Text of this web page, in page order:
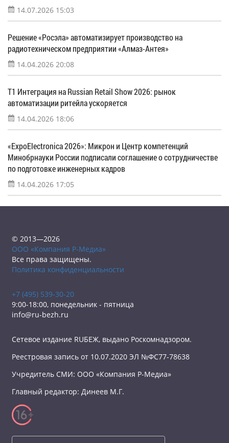
14.07.2026 15:03
Решение «Росэла» автоматизирует производство на
радиотехническом предприятии «Алмаз-Антея»
14.04.2026 20:08
Т1 Интеграция на Russian Retail Show 2026: рынок
автоматизации ритейла ускоряется
14.04.2026 18:06
«ExpoElectronica 2026»: Микрон и Центр компетенций
Минобрнауки России подписали соглашение о сотрудничестве
по подготовке инженерных кадров
14.04.2026 17:05
© 2013—2026
ООО «Компания Р-Медиа»
Все права защищены.
Политика конфиденциальности
+7 (495) 539-30-20
9:00-18:00, понедельник - пятница
info@ru-bezh.ru
Сетевое издание RUБЕЖ, выдано Роскомнадзором.
Реестровая запись от 10.07.2020 ЭЛ №ФС77-78638
Учредитель СМИ: ООО «Компания Р-Медиа»
Главный редактор: Динеев М.Г.